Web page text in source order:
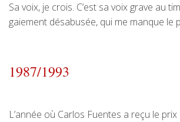
Sa voix, je crois. C’est sa voix grave au
gaiement désabusée, qui me manque le
1987/1993
L’année où Carlos Fuentes a reçu le